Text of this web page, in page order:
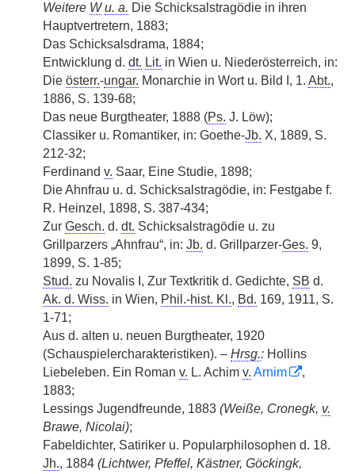
Weitere W u. a. Die Schicksalstragödie in ihren
Hauptvertretern, 1883;
Das Schicksalsdrama, 1884;
Entwicklung d. dt. Lit. in Wien u. Niederösterreich, in:
Die österr.-ungar. Monarchie in Wort u. Bild I, 1. Abt.,
1886, S. 139-68;
Das neue Burgtheater, 1888 (Ps. J. Löw);
Classiker u. Romantiker, in: Goethe-Jb. X, 1889, S.
212-32;
Ferdinand v. Saar, Eine Studie, 1898;
Die Ahnfrau u. d. Schicksalstragödie, in: Festgabe f.
R. Heinzel, 1898, S. 387-434;
Zur Gesch. d. dt. Schicksalstragödie u. zu
Grillparzers „Ahnfrau“, in: Jb. d. Grillparzer-Ges. 9,
1899, S. 1-85;
Stud. zu Novalis I, Zur Textkritik d. Gedichte, SB d.
Ak. d. Wiss. in Wien, Phil.-hist. Kl., Bd. 169, 1911, S.
1-71;
Aus d. alten u. neuen Burgtheater, 1920
(Schauspielercharakteristiken). – Hrsg.: Hollins
Liebeleben. Ein Roman v. L. Achim v. Arnim
,
1883;
Lessings Jugendfreunde, 1883 (Weiße, Cronegk, v.
Brawe, Nicolai);
Fabeldichter, Satiriker u. Popularphilosophen d. 18.
Jh., 1884 (Lichtwer, Pfeffel, Kästner, Göckingk,